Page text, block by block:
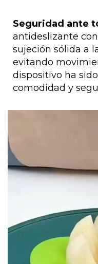
Seguridad ante
antideslizante
sujeción sólida a
evitando
dispositivo ha
comodidad y